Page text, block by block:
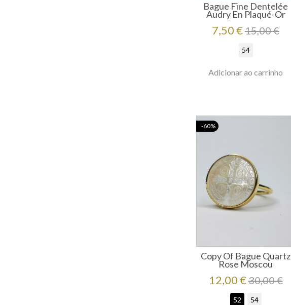
Bague Fine Dentelée
Audry En Plaqué-Or
Preço
7,50 €Preço
regular
15,00 €
54
Adicionar ao carrinho
Copy Of Bague Quartz
Rose Moscou
Preço
12,00 €Preço
regular
30,00 €
52 54
-60%